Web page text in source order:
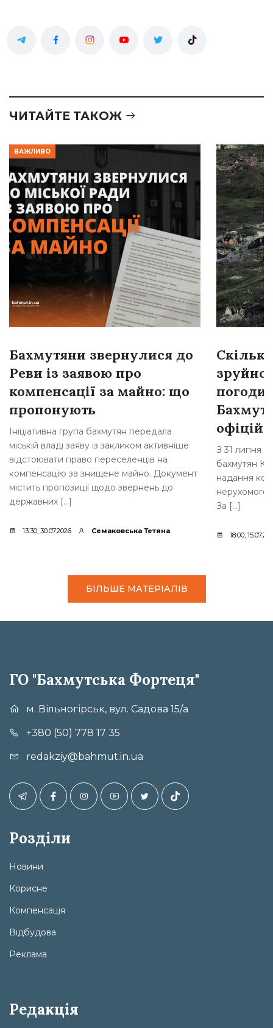
ЧИТАЙТЕ ТАКОЖ
ВАЖЛИВО
Бахмутяни звернулися до
Реви із заявою про
компенсації за майно: що
пропонують
Ініціативна група бахмутян передала
міській владі заяву із закликом активніше
відстоювати право переселенців на
компенсацію за знищене майно. Документ
містить пропозиції щодо звернень до
державних […]
13:30, 30.07.2026 Семаковська Тетяна
З 31 липня
бахмутян
надання
нерухомого
За […]
18:00,
БІЛЬШЕ МАТЕРІАЛІВ
ГО "Бахмутська Фортеця"
м. Вільногірськ, вул. Садова 15/а
+380 (50) 778 17 35
redakziy@bahmut.in.ua
Розділи
Новини
Корисне
Компенсація
Відбудова
Реклама
Редакція